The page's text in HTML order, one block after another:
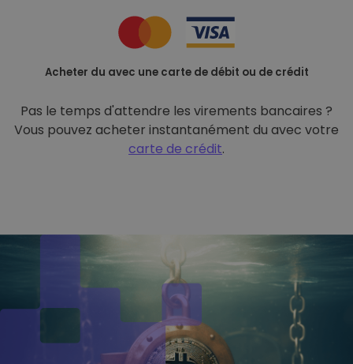
Acheter du avec une carte de débit ou de crédit
Pas le temps d'attendre les virements bancaires ?
Vous pouvez acheter instantanément du avec votre
carte de crédit.